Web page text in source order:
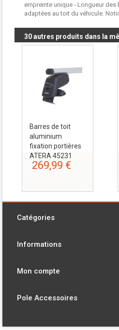
empreinte unique - Longueur
adaptées au toit du véhicule.
30 autres produits dans la
Barres de toit
aluminium
fixation portières
ATERA 45231
269,99 €
Catégories
Informations
Mon compte
Pole Accessoires